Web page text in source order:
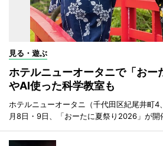
見る・遊ぶ
ホテルニューオータニで「お
やAI使った科学教室も
ホテルニューオータニ（千代田区紀尾井町
月8日・9日、「おーたに夏祭り2026」が開